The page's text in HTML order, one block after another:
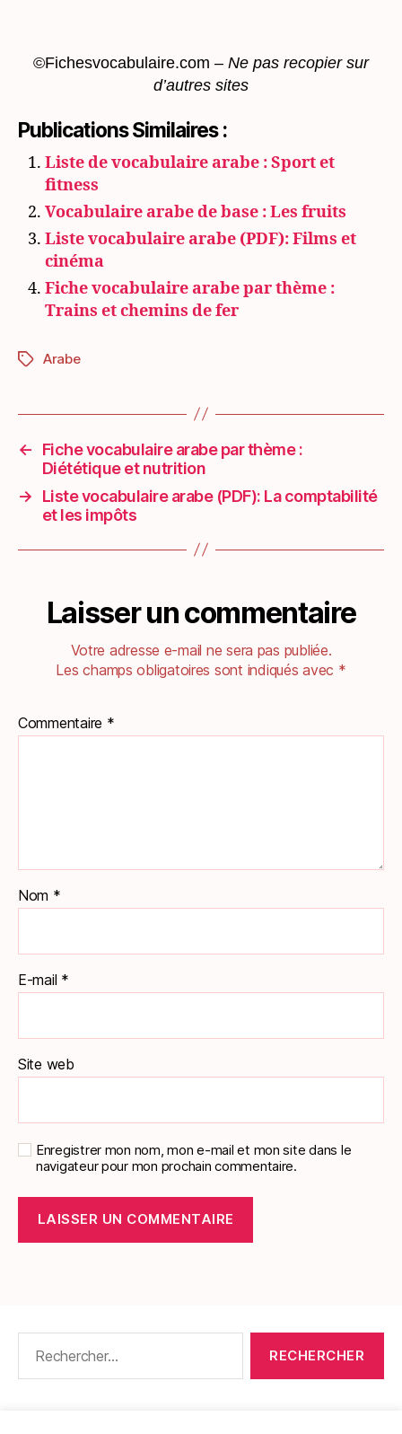
©Fichesvocabulaire.com – Ne pas recopier sur
d’autres sites
Publications Similaires :
Liste de vocabulaire arabe : Sport et
fitness
Vocabulaire arabe de base : Les fruits
Liste vocabulaire arabe (PDF): Films et
cinéma
Fiche vocabulaire arabe par thème :
Trains et chemins de fer
Étiquettes
Arabe
←
Fiche vocabulaire arabe par thème :
Diététique et nutrition
→
Liste vocabulaire arabe (PDF): La comptabilité
et les impôts
Laisser un commentaire
Votre adresse e-mail ne sera pas publiée.
Les champs obligatoires sont indiqués avec *
Commentaire *
Nom *
E-mail *
Site web
Enregistrer mon nom, mon e-mail et mon site dans le
navigateur pour mon prochain commentaire.